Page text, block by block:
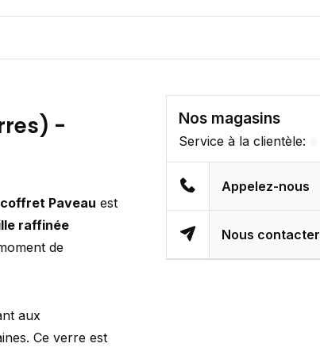
-
coffret Paveau est
raffinée
de
aux
Ce verre est
Nos magasins
Service à la clientèle:
Appelez-nous
Nous contacter